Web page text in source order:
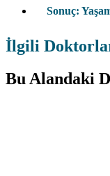
Sonuç:
İlgili
Bu Alandaki